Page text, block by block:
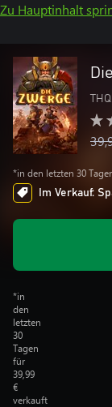
Zu Hauptinhalt
*in den letzten 30
Im Verkauf:
*in
den
letzten
30
Tagen
für
39,99
€
verkauft